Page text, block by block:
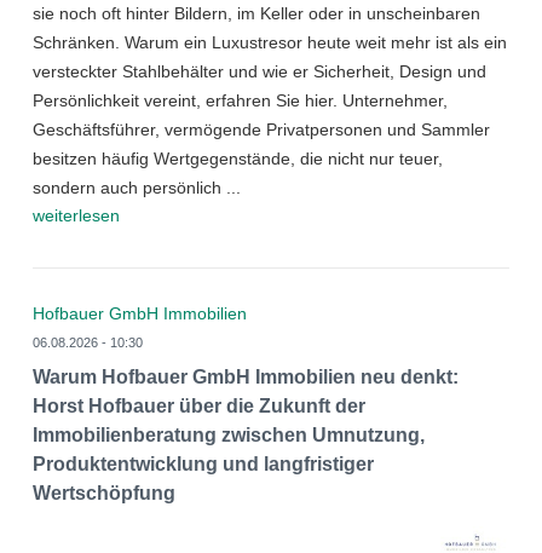
sie noch oft hinter Bildern, im Keller oder in unscheinbaren
Schränken. Warum ein Luxustresor heute weit mehr ist als ein
versteckter Stahlbehälter und wie er Sicherheit, Design und
Persönlichkeit vereint, erfahren Sie hier. Unternehmer,
Geschäftsführer, vermögende Privatpersonen und Sammler
besitzen häufig Wertgegenstände, die nicht nur teuer,
sondern auch persönlich ...
weiterlesen
Hofbauer GmbH Immobilien
06.08.2026 - 10:30
Warum Hofbauer GmbH Immobilien neu denkt:
Horst Hofbauer über die Zukunft der
Immobilienberatung zwischen Umnutzung,
Produktentwicklung und langfristiger
Wertschöpfung